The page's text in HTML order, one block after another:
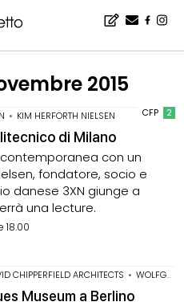
2015
CFP 2
• KIM HERFORTH NIELSEN
di Milano
con un
fondatore, socio e
danese 3XN giunge a
una lecture.
18.00
CHIPPERFIELD ARCHITECTS • WOLFGANG WOLTERS
Museum a Berlino